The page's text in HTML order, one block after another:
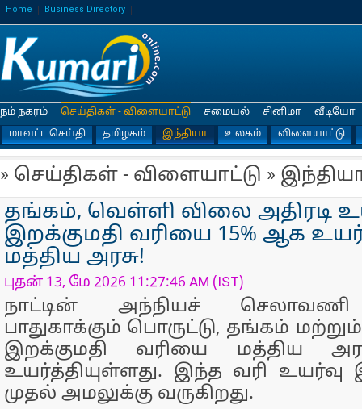
Home Business Directory
நம் நகரம்
செய்திகள் - விளையாட்டு
மாவட்ட செய்தி
தமிழகம் இந்தியா உலகம் விளையாட்டு
சமையல் சினிமா வீடியோ
» செய்திகள் - விளையாட்டு »
தங்கம், வெள்ளி விலை அதிரடி
இறக்குமதி வரியை 15% ஆக
மத்திய அரசு!
புதன் 13, மே 2026 11:27:46 AM (IST)
நாட்டின் அந்நியச் செலாவணி
பாதுகாக்கும் பொருட்டு, தங்கம்
இறக்குமதி வரியை மத்திய
உயர்த்தியுள்ளது. இந்த வரி உயர்வு
முதல் அமலுக்கு வருகிறது.